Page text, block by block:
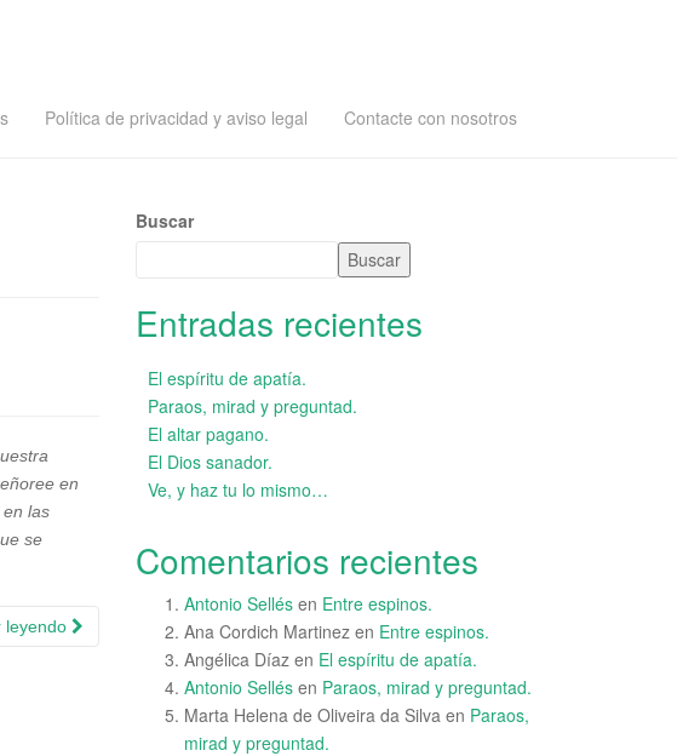
Política de privacidad y aviso legal Contacte con nosotros
en
las
se
leyendo
Buscar
Buscar
Entradas recientes
El espíritu de apatía.
Paraos, mirad y preguntad.
El altar pagano.
El Dios sanador.
Ve, y haz tu lo mismo…
Comentarios recientes
Antonio Sellés en Entre espinos.
Ana Cordich Martinez en Entre espinos.
Angélica Díaz en El espíritu de apatía.
Antonio Sellés en Paraos, mirad y preguntad.
Marta Helena de Oliveira da Silva en Paraos,
mirad y preguntad.